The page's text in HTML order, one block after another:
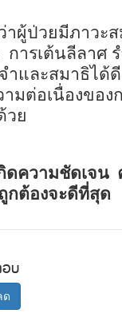
าผู้ป่วยมีภาวะส
การเต้นลีลาศ
และสมาธิได้ดี
ามต่อเนื่องขอ
วย
ดความชัดเจน
กต้องจะดีที่สุด
อบ
ด